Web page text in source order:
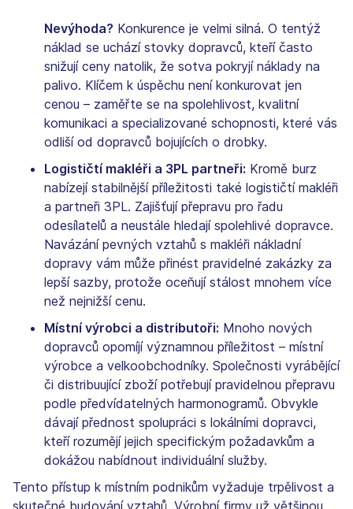
Nevýhoda? Konkurence je velmi silná. O tentýž
náklad se uchází stovky dopravců, kteří často
snižují ceny natolik, že sotva pokryjí náklady na
palivo. Klíčem k úspěchu není konkurovat jen
cenou – zaměřte se na spolehlivost, kvalitní
komunikaci a specializované schopnosti, které vás
odliší od dopravců bojujících o drobky.
Logističtí makléři a 3PL partneři: Kromě burz
nabízejí stabilnější příležitosti také logističtí makléři
a partneři 3PL. Zajišťují přepravu pro řadu
odesílatelů a neustále hledají spolehlivé dopravce.
Navázání pevných vztahů s makléři nákladní
dopravy vám může přinést pravidelné zakázky za
lepší sazby, protože oceňují stálost mnohem více
než nejnižší cenu.
Místní výrobci a distributoři: Mnoho nových
dopravců opomíjí významnou příležitost – místní
výrobce a velkoobchodníky. Společnosti vyrábějící
či distribuující zboží potřebují pravidelnou přepravu
podle předvídatelných harmonogramů. Obvykle
dávají přednost spolupráci s lokálními dopravci,
kteří rozumějí jejich specifickým požadavkům a
dokážou nabídnout individuální služby.
Tento přístup k místním podnikům vyžaduje trpělivost a